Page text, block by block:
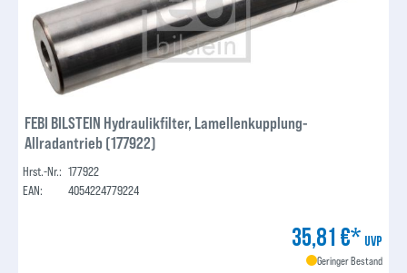
FEBI BILSTEIN Hydraulikfilter, Lamellenkupplung-
Allradantrieb (177922)
Hrst.-Nr.: 177922
EAN:
4054224779224
35,81 €* UVP
Geringer Bestand